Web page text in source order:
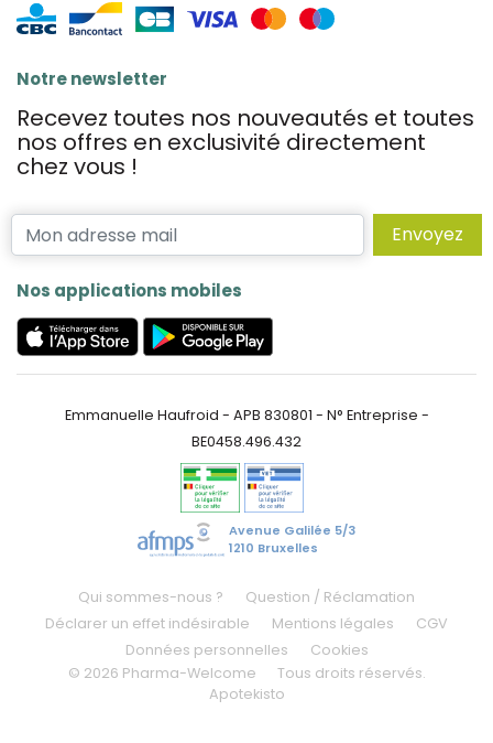
Notre newsletter
Recevez toutes nos nouveautés et toutes
nos offres en exclusivité directement
chez vous !
Envoyez
Nos applications mobiles
Emmanuelle Haufroid - APB 830801 - N° Entreprise -
BE0458.496.432
Avenue Galilée 5/3
1210 Bruxelles
Qui sommes-nous ?
Question / Réclamation
Déclarer un effet indésirable
Mentions légales
CGV
Données personnelles
Cookies
© 2026 Pharma-Welcome
Tous droits réservés.
Apotekisto